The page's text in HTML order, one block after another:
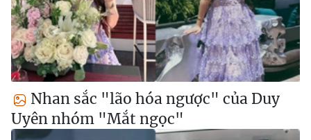
Nhan sắc "lão hóa ngược" của Duy
Uyên nhóm "Mắt ngọc"